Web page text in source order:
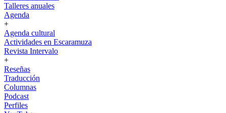
Talleres anuales
Agenda
+
Agenda cultural
Actividades en Escaramuza
Revista Intervalo
+
Reseñas
Traducción
Columnas
Podcast
Perfiles